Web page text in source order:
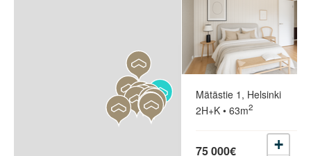
Mätästie 1, Helsinki
2H+K • 63m2
75 000€
+